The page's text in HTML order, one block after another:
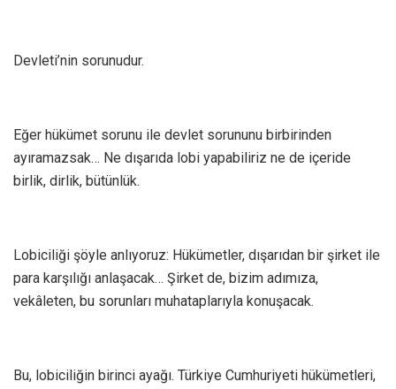
Devleti’nin sorunudur.
Eğer hükümet sorunu ile devlet sorununu birbirinden
ayıramazsak… Ne dışarıda lobi yapabiliriz ne de içeride
birlik, dirlik, bütünlük.
Lobiciliği şöyle anlıyoruz: Hükümetler, dışarıdan bir şirket ile
para karşılığı anlaşacak… Şirket de, bizim adımıza,
vekâleten, bu sorunları muhataplarıyla konuşacak.
Bu, lobiciliğin birinci ayağı. Türkiye Cumhuriyeti hükümetleri,